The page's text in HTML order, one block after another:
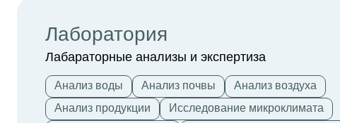
Лаборатория
Лабараторные анализы и экспертиза
Анализ воды Анализ почвы
Анализ воздуха
Анализ продукции
Исследование микроклимата